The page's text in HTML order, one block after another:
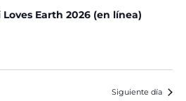
vistas
Earth 2026 (en línea)
Siguiente día